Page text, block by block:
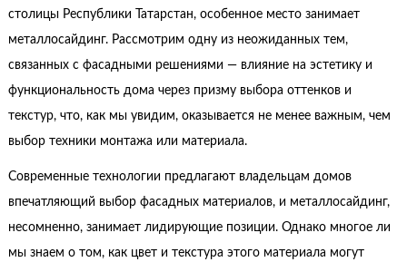
столицы Республики Татарстан, особенное место занимает
металлосайдинг. Рассмотрим одну из неожиданных тем,
связанных с фасадными решениями — влияние на эстетику и
функциональность дома через призму выбора оттенков и
текстур, что, как мы увидим, оказывается не менее важным, чем
выбор техники монтажа или материала.
Современные технологии предлагают владельцам домов
впечатляющий выбор фасадных материалов, и металлосайдинг,
несомненно, занимает лидирующие позиции. Однако многое ли
мы знаем о том, как цвет и текстура этого материала могут